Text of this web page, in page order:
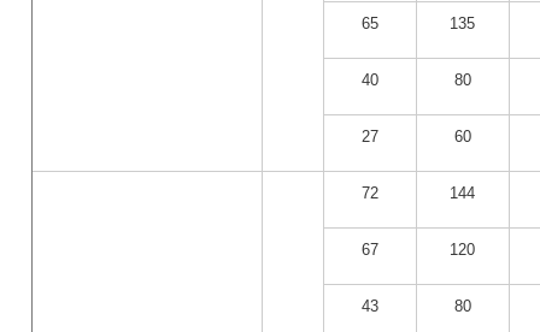
65 135
40 80
27 60
72 144
67 120
43 80